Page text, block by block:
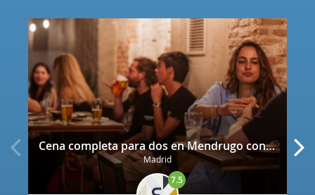
Cena completa para dos en Mendrugo con cerveza artesana incluida
Madrid
7.5